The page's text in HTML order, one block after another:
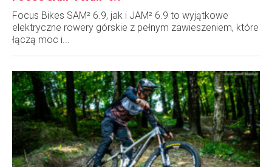
Focus Bikes SAM² 6.9, jak i JAM² 6.9 to wyjątkowe
elektryczne rowery górskie z pełnym zawieszeniem, które
łączą moc i...